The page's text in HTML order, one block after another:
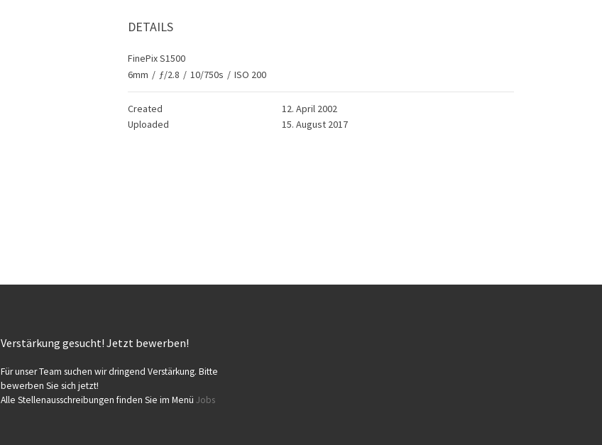
DETAILS
FinePix S1500
6mm / ƒ/2.8 / 10/750s / ISO 200
Created
12. April 2002
Uploaded
15. August 2017
Verstärkung gesucht! Jetzt bewerben!
Für unser Team suchen wir dringend Verstärkung. Bitte
bewerben Sie sich jetzt!
Alle Stellenausschreibungen finden Sie im Menü Jobs